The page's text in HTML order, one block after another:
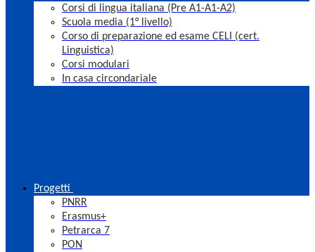
Corsi di lingua italiana (Pre A1-A1-A2)
Scuola media (1° livello)
Corso di preparazione ed esame CELI (cert.
Linguistica)
Corsi modulari
In casa circondariale
Progetti
PNRR
Erasmus+
Petrarca 7
PON